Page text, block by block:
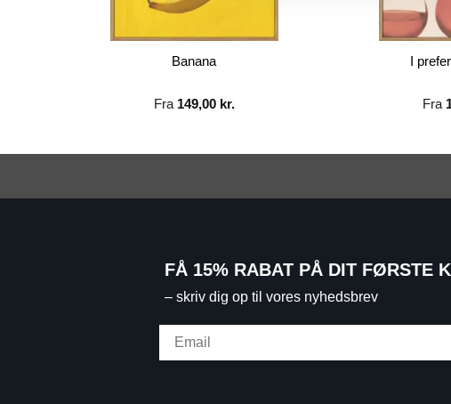
Banana
Fra 149,00 kr.
I
Fra
FÅ 15% RABAT PÅ DIT FØRSTE
– skriv dig op til vores nyhedsbrev